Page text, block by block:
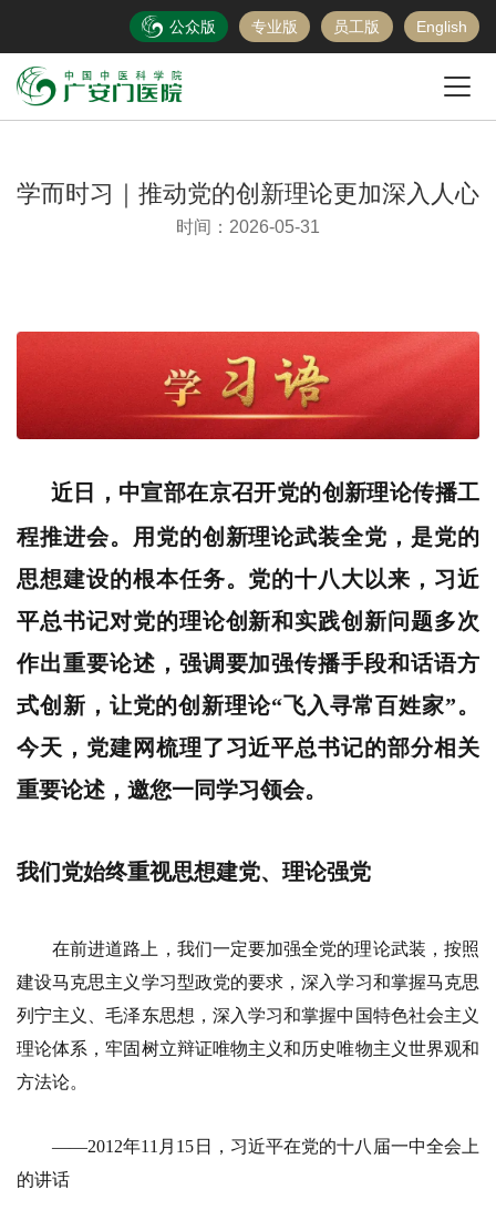
公众版 专业版 员工版 English
学而时习｜推动党的创新理论更加深入人心
时间：2026-05-31
近日，中宣部在京召开党的创新理论传播工
程推进会。用党的创新理论武装全党，是党的
思想建设的根本任务。党的十八大以来，习近
平总书记对党的理论创新和实践创新问题多次
作出重要论述，强调要加强传播手段和话语方
式创新，让党的创新理论“飞入寻常百姓家”。
今天，党建网梳理了习近平总书记的部分相关
重要论述，邀您一同学习领会。
我们党始终重视思想建党、理论强党
在前进道路上，我们一定要加强全党的理论武装，按照
建设马克思主义学习型政党的要求，深入学习和掌握马克思
列宁主义、毛泽东思想，深入学习和掌握中国特色社会主义
理论体系，牢固树立辩证唯物主义和历史唯物主义世界观和
方法论。
——2012年11月15日，习近平在党的十八届一中全会上
的讲话